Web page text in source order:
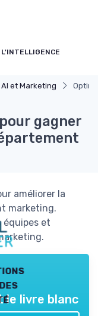
L'INTELLIGENCE
AI et Marketing
gagner
améliorer la
marketing.
équipes et
le livre blanc